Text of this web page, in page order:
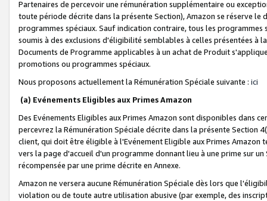
Partenaires de percevoir une rémunération supplémentaire ou
toute période décrite dans la présente Section), Amazon se réserve
programmes spéciaux. Sauf indication contraire, tous les
soumis à des exclusions d'éligibilité semblables à celles présentées à
Documents de Programme applicables à un achat de Produit
promotions ou programmes spéciaux.
Nous proposons actuellement la Rémunération Spéciale suivante : ici
(a) Evénements Eligibles aux Primes Amazon
Des Evénements Eligibles aux Primes Amazon sont disponibles dans
percevrez la Rémunération Spéciale décrite dans la présente Section
client, qui doit être éligible à l'Evénement Eligible aux Primes Amazon
vers la page d'accueil d'un programme donnant lieu à une prime sur
récompensée par une prime décrite en Annexe.
Amazon ne versera aucune Rémunération Spéciale dès lors que
violation ou de toute autre utilisation abusive (par exemple, des